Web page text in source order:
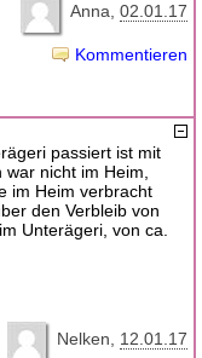
Anna 02.01.17
Kommentieren
passiert ist mit
nicht im Heim,
im Heim verbracht
den Verbleib von
Unterägeri, von ca.
Nelken 12.01.17